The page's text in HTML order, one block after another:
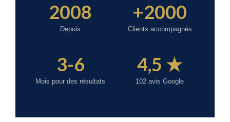
2008
Depuis
+2000
Clients accompagnés
3-6
Mois pour des résultats
4,5 ★
102 avis Google